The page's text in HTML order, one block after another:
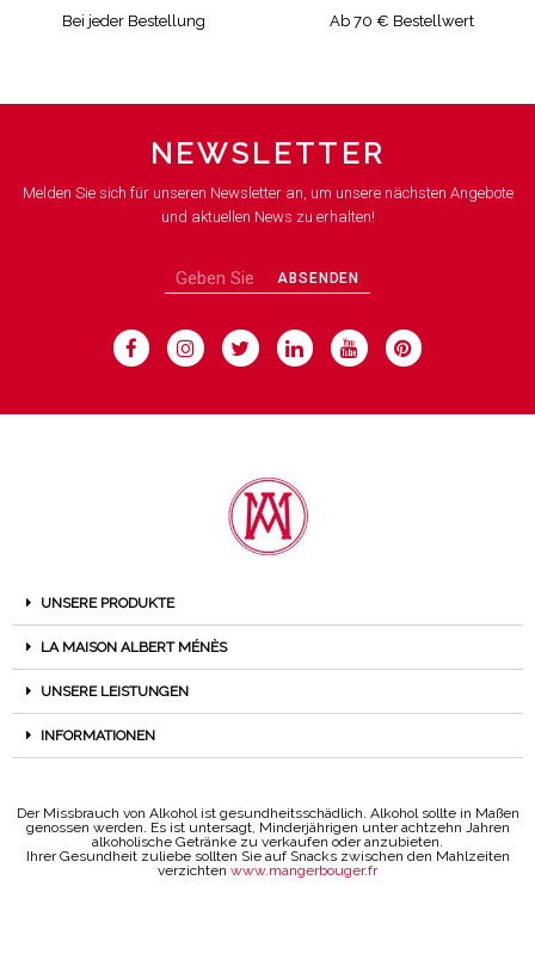
Bei jeder Bestellung Ab 70 € Bestellwert
NEWSLETTER
Melden Sie sich für unseren Newsletter an, um unsere nächsten Angebote
und aktuellen News zu erhalten!
ABSENDEN
UNSERE PRODUKTE
LA MAISON ALBERT MÉNÈS
UNSERE LEISTUNGEN
INFORMATIONEN
Der Missbrauch von Alkohol ist gesundheitsschädlich. Alkohol sollte in Maßen
genossen werden. Es ist untersagt, Minderjährigen unter achtzehn Jahren
alkoholische Getränke zu verkaufen oder anzubieten.
Ihrer Gesundheit zuliebe sollten Sie auf Snacks zwischen den Mahlzeiten
verzichten www.mangerbouger.fr